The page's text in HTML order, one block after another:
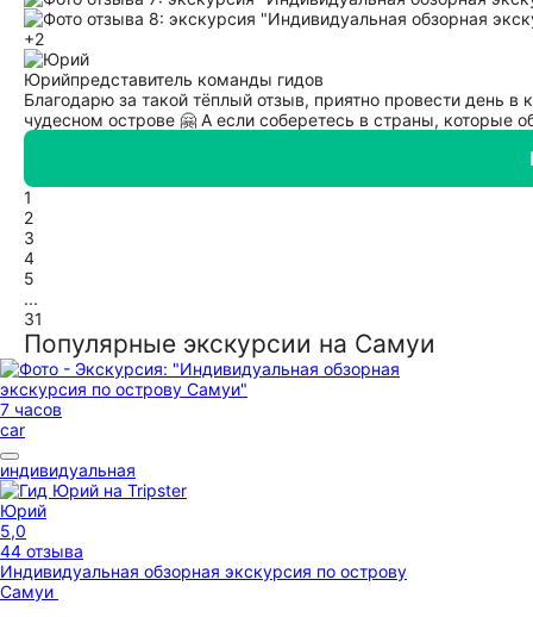
+2
Юрийпредставитель команды гидов
Благодарю за такой тёплый отзыв, приятно провести день
чудесном острове 🤗 А если соберетесь в страны, которые
1
2
3
4
5
...
31
Популярные экскурсии на Самуи
7 часов
car
индивидуальная
Юрий
5,0
44 отзыва
Индивидуальная обзорная экскурсия по острову
Самуи